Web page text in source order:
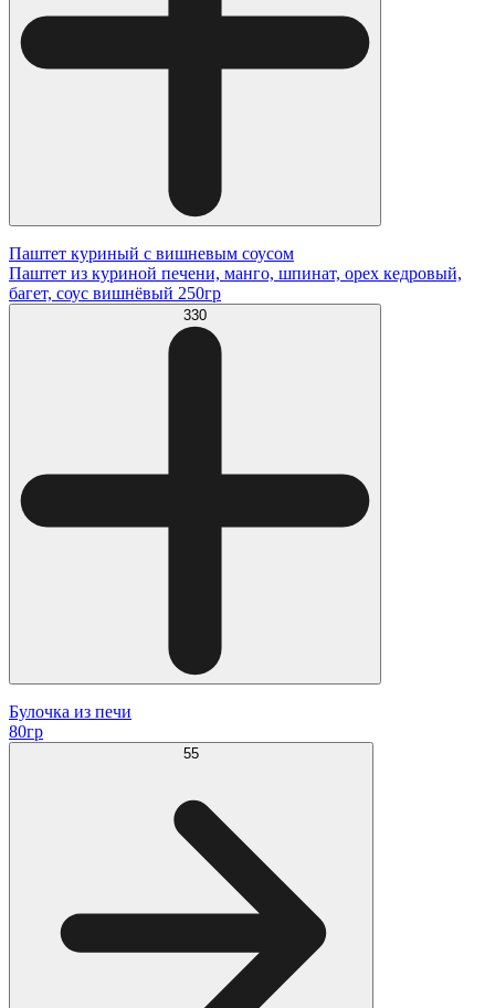
Паштет куриный с вишневым соусом
Паштет из куриной печени, манго, шпинат, орех кедровый,
багет, соус вишнёвый 250гр
330
Булочка из печи
80гр
55